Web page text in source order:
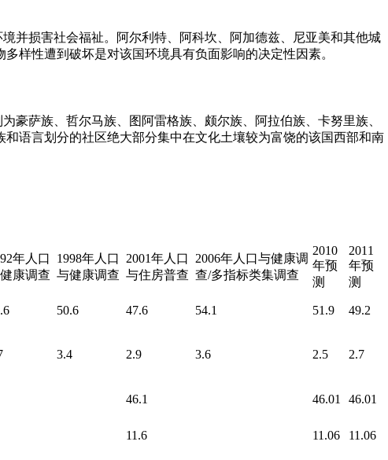
并损害社会福祉。阿尔利特、阿科坎、阿加德兹、尼亚美和其他城
样性遭到破坏是对该国环境具有负面影响的决定性因素。
豪萨族、哲尔马族、图阿雷格族、颇尔族、阿拉伯族、卡努里族、
语言划分的社区绝大部分集中在文化土壤较为富饶的该国西部和南
年人口
康调查
1998年人口
与健康调查
2001年人口
与住房普查
2006年人口与健康调
查/多指标类集调查
2010
年预
测
2011
年预
测
50.6 47.6 54.1 51.9 49.2
3.4 2.9 3.6 2.5 2.7
46.1 46.01 46.01
11.6 11.06 11.06